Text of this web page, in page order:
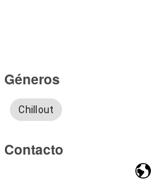
Géneros
Chillout
Contacto